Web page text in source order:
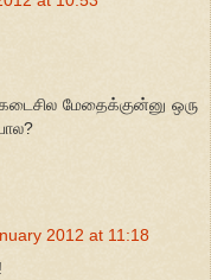
மேதைக்குன்னு ஒரு
2012 at 11:18